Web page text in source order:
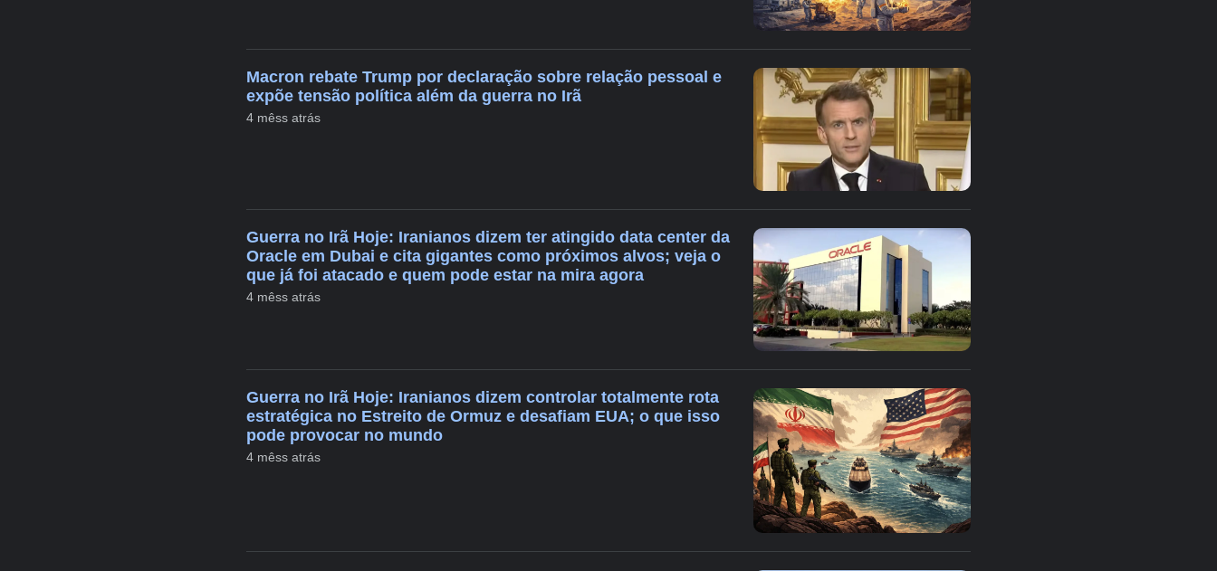
Macron rebate Trump por declaração sobre relação pessoal e
expõe tensão política além da guerra no Irã
4 mêss atrás
Guerra no Irã Hoje: Iranianos dizem ter atingido data center da
Oracle em Dubai e cita gigantes como próximos alvos; veja o
que já foi atacado e quem pode estar na mira agora
4 mêss atrás
Guerra no Irã Hoje: Iranianos dizem controlar totalmente rota
estratégica no Estreito de Ormuz e desafiam EUA; o que isso
pode provocar no mundo
4 mêss atrás